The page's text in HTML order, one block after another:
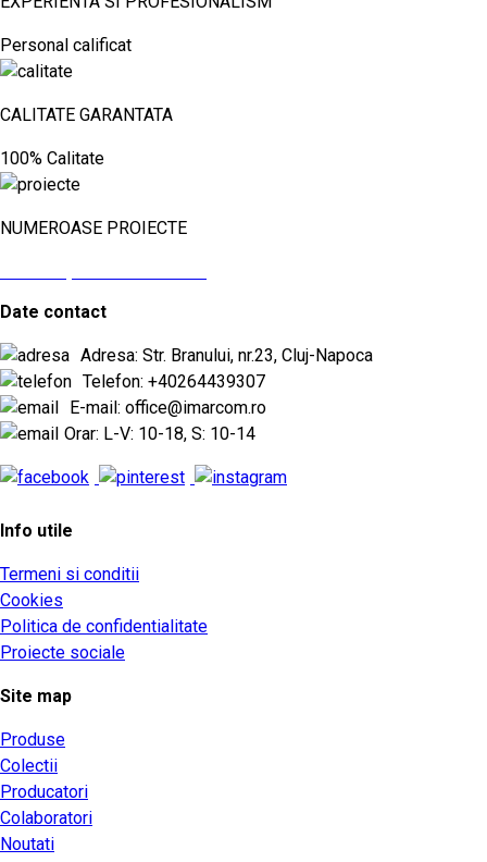
Personal calificat
CALITATE GARANTATA
100% Calitate
NUMEROASE PROIECTE
Date contact
Adresa: Str. Branului, nr.23, Cluj-Napoca
Telefon: +40264439307
E-mail: office@imarcom.ro
Orar: L-V: 10-18, S: 10-14
Info utile
Termeni si conditii
Cookies
Politica de confidentialitate
Proiecte sociale
Site map
Produse
Colectii
Producatori
Colaboratori
Noutati